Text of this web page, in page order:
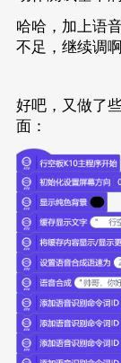
哈哈，加上语
不足，继续调啊
好吧，又做了
面：